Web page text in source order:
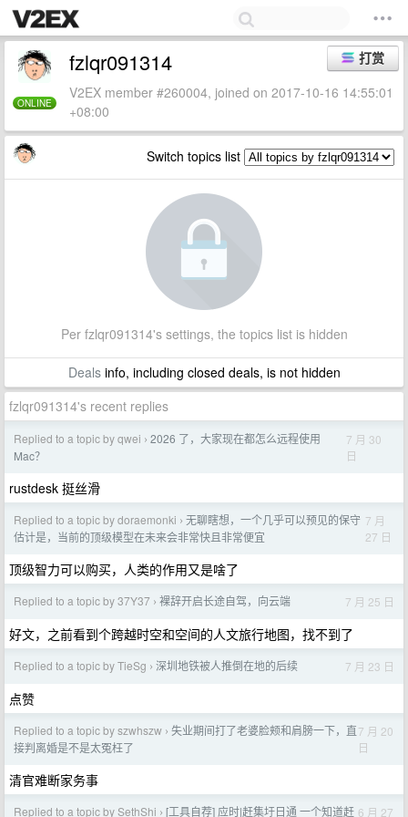
ONLINE
打赏
fzlqr091314
V2EX member #260004, joined on 2017-10-16 14:55:01
+08:00
Switch topics list
Per fzlqr091314's settings, the topics list is hidden
Dealsinfo, including closed deals, is not hidden
fzlqr091314's recent replies
Replied to a topic by qwei › 2026 了，大家现在都怎么远程使用
Mac？
7 月 30
日
rustdesk 挺丝滑
Replied to a topic by doraemonki › 无聊瞎想，一个几乎可以预见的保守
估计是，当前的顶级模型在未来会非常快且非常便宜
7 月
27 日
顶级智力可以购买，人类的作用又是啥了
Replied to a topic by 37Y37 › 裸辞开启长途自驾，向云端 7 月 25 日
好文，之前看到个跨越时空和空间的人文旅行地图，找不到了
Replied to a topic by TieSg › 深圳地铁被人推倒在地的后续 7 月 23 日
点赞
Replied to a topic by szwhszw › 失业期间打了老婆脸颊和肩膀一下，直
接判离婚是不是太冤枉了
7 月 20
日
清官难断家务事
Replied to a topic by SethShi › [工具自荐] 应时|赶集圩日通 一个知道赶 6 月 27